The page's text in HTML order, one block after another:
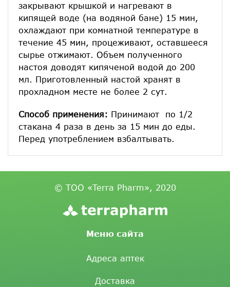
закрывают крышкой и нагревают в
кипящей воде (на водяной бане) 15 мин,
охлаждают при комнатной температуре в
течение 45 мин, процеживают, оставшееся
сырье отжимают. Объем полученного
настоя доводят кипяченой водой до 200
мл. Приготовленный настой хранят в
прохладном месте не более 2 сут.
Способ применения: Принимают по 1/2
стакана 4 раза в день за 15 мин до еды.
Перед употреблением взбалтывать.
© ТОО «Terra Pharm», 2020
Меню сайта
Адреса аптек
Доставка